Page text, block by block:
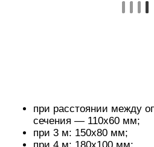
рядом несколько более
сумме дадут требуемую
такая конструкция, в